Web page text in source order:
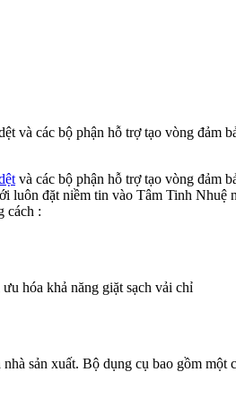
và các bộ phận hỗ trợ tạo vòng đảm
và các bộ phận hỗ trợ tạo vòng đảm
luôn đặt niềm tin vào Tâm Tinh Nhuệ
cách :
hóa khả năng giặt sạch vải chỉ
sản xuất. Bộ dụng cụ bao gồm một